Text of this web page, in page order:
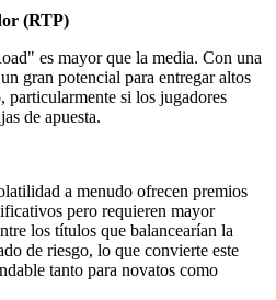
(RTP)
es mayor que la media. Con una
gran potencial para entregar altos
particularmente si los jugadores
de apuesta.
a menudo ofrecen premios
pero requieren mayor
los títulos que balancearían la
de riesgo, lo que convierte este
tanto para novatos como